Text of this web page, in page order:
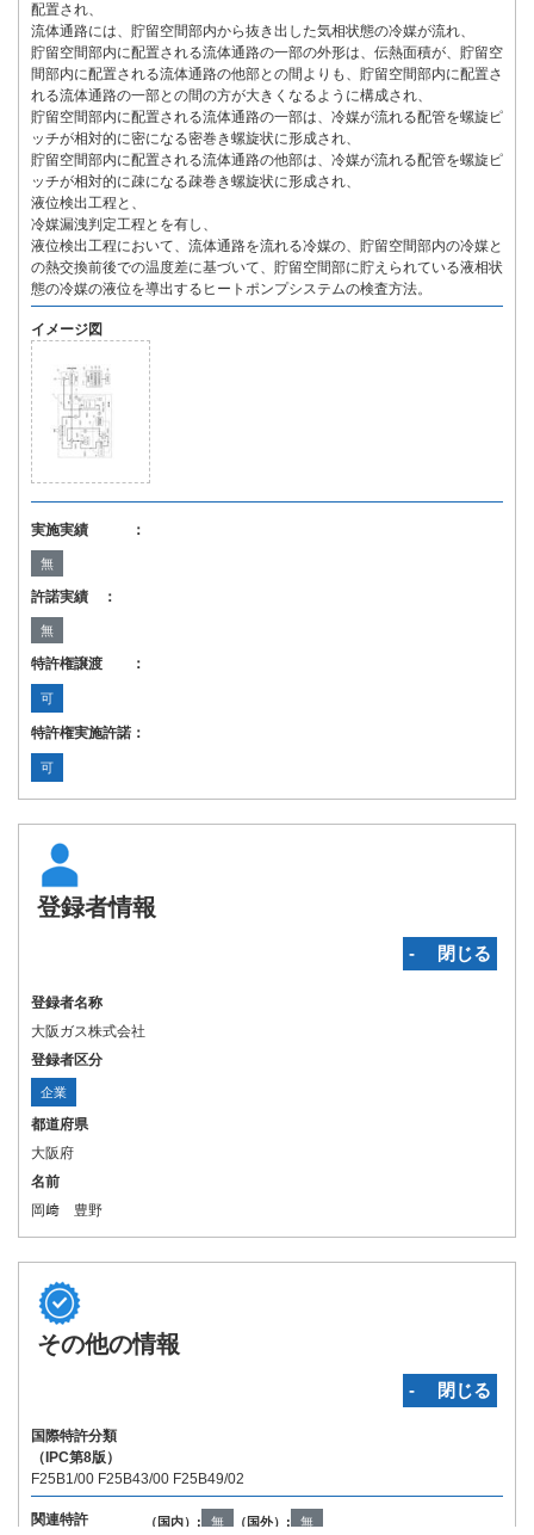
配置され、
流体通路には、貯留空間部内から抜き出した気相状態の冷媒が流れ、
貯留空間部内に配置される流体通路の一部の外形は、伝熱面積が、貯留空
間部内に配置される流体通路の他部との間よりも、貯留空間部内に配置さ
れる流体通路の一部との間の方が大きくなるように構成され、
貯留空間部内に配置される流体通路の一部は、冷媒が流れる配管を螺旋ピ
ッチが相対的に密になる密巻き螺旋状に形成され、
貯留空間部内に配置される流体通路の他部は、冷媒が流れる配管を螺旋ピ
ッチが相対的に疎になる疎巻き螺旋状に形成され、
液位検出工程と、
冷媒漏洩判定工程とを有し、
液位検出工程において、流体通路を流れる冷媒の、貯留空間部内の冷媒と
の熱交換前後での温度差に基づいて、貯留空間部に貯えられている液相状
態の冷媒の液位を導出するヒートポンプシステムの検査方法。
イメージ図
実施実績 ：
無
許諾実績 ：
無
特許権譲渡 ：
可
特許権実施許諾：
可
登録者情報
‐ 閉じる
登録者名称
大阪ガス株式会社
登録者区分
企業
都道府県
大阪府
名前
岡﨑 豊野
その他の情報
‐ 閉じる
国際特許分類
（IPC第8版）
F25B1/00 F25B43/00 F25B49/02
関連特許 （国内）: 無 （国外）: 無